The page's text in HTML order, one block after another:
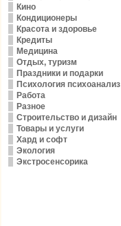
Кино
Кондиционеры
Красота и здоровье
Кредиты
Медицина
Отдых, туризм
Праздники и подарки
Психология психоанализ
Работа
Разное
Строительство и дизайн
Товары и услуги
Хард и софт
Экология
Экстросенсорика